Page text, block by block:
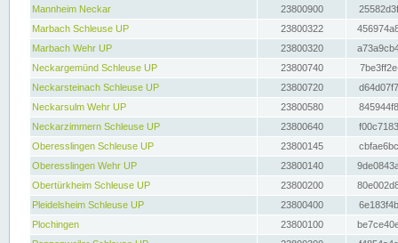
Mannheim Neckar
23800900
Marbach Schleuse UP
23800322
Marbach Wehr UP
23800320
Neckargemünd Schleuse UP
23800740
Neckarsteinach Schleuse UP
23800720
Neckarsulm Wehr UP
23800580
Neckarzimmern Schleuse UP
23800640
Oberesslingen Schleuse UP
23800145
Oberesslingen Wehr UP
23800140
Obertürkheim Schleuse UP
23800200
Pleidelsheim Schleuse UP
23800400
Plochingen
23800100